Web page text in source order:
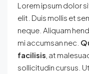
Lorem ipsum dolor
elit. Duis mollis et
neque. Aliquam
mi accumsan nec.
facilisis , at
sollicitudin cursus.